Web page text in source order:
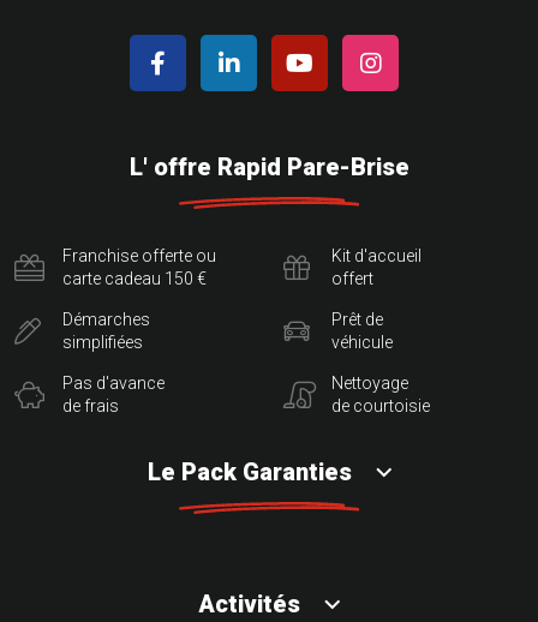
L' offre Rapid Pare-Brise
Franchise offerte ou
carte cadeau 150 €
Démarches
simplifiées
Pas d'avance
de frais
Kit d'accueil
offert
Prêt de
véhicule
Nettoyage
de courtoisie
Le Pack Garanties
Activités